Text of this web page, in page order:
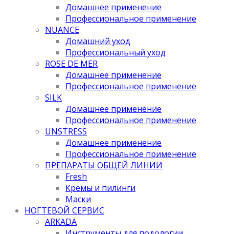
Домашнее применение
Профессиональное применение
NUANCE
Домашний уход
Профессиональный уход
ROSE DE MER
Домашнее применение
Профессиональное применение
SILK
Домашнее применение
Профессиональное применение
UNSTRESS
Домашнее применение
Профессиональное применение
ПРЕПАРАТЫ ОБЩЕЙ ЛИНИИ
Fresh
Кремы и пилинги
Маски
НОГТЕВОЙ СЕРВИС
ARKADA